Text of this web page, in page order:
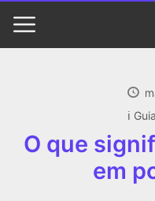
ℹ️
O que
em